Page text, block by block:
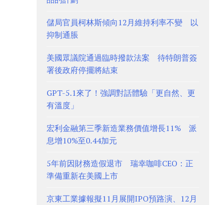
儲局官員柯林斯傾向12月維持利率不變 以
抑制通脹
美國眾議院通過臨時撥款法案 待特朗普簽
署後政府停擺將結束
GPT-5.1來了！強調對話體驗「更自然、更
有溫度」
宏利金融第三季新造業務價值增長11% 派
息增10%至0.44加元
5年前因財務造假退市 瑞幸咖啡CEO：正
準備重新在美國上市
京東工業據報擬11月展開IPO預路演、12月